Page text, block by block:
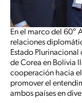
En el marco del 60°
relaciones
Estado
de Corea en Bolivia
cooperación hacia el
promover el
ambos países en